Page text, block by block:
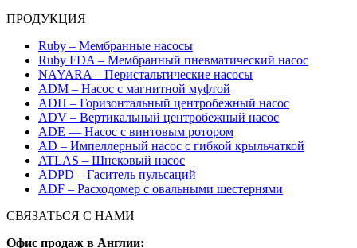
ПРОДУКЦИЯ
Ruby – Мембранные насосы
Ruby FDA – Мембранный пневматический насос
NAYARA – Перистальтические насосы
ADM – Насос с магнитной муфтой
ADH – Горизонтальный центробежный насос
ADV – Вертикальный центробежный насос
ADE — Насос с винтовым ротором
AD – Импеллерный насос с гибкой крыльчаткой
ATLAS – Шнековый насос
ADPD – Гаситель пульсаций
ADF – Расходомер с овальными шестернями
СВЯЗАТЬСЯ С НАМИ
Офис продаж в Англии: